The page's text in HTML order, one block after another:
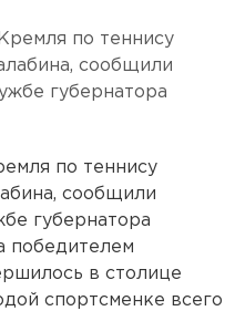
по теннису
сообщили
губернатора
по теннису
сообщили
губернатора
победителем
в столице
спортсменке всего